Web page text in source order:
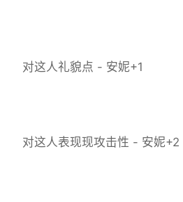
对这人礼貌点 - 安妮+1
对这人表现现攻击性 - 安妮+2